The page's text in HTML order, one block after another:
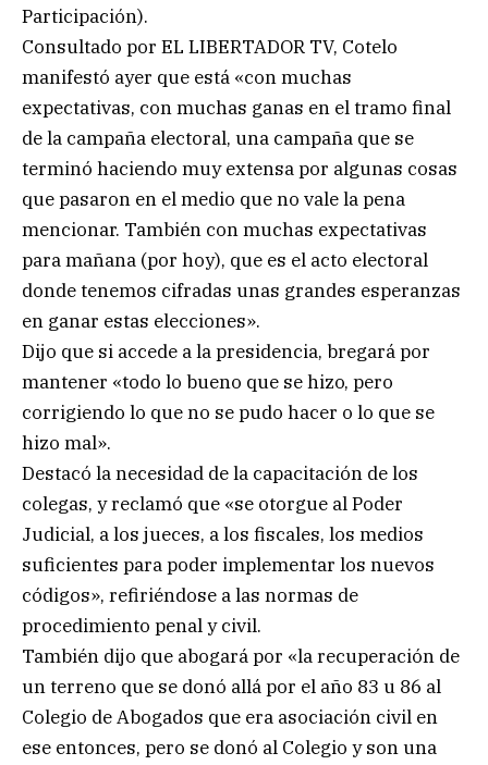
Participación).
Consultado por EL LIBERTADOR TV, Cotelo
manifestó ayer que está «con muchas
expectativas, con muchas ganas en el tramo final
de la campaña electoral, una campaña que se
terminó haciendo muy extensa por algunas cosas
que pasaron en el medio que no vale la pena
mencionar. También con muchas expectativas
para mañana (por hoy), que es el acto electoral
donde tenemos cifradas unas grandes esperanzas
en ganar estas elecciones».
Dijo que si accede a la presidencia, bregará por
mantener «todo lo bueno que se hizo, pero
corrigiendo lo que no se pudo hacer o lo que se
hizo mal».
Destacó la necesidad de la capacitación de los
colegas, y reclamó que «se otorgue al Poder
Judicial, a los jueces, a los fiscales, los medios
suficientes para poder implementar los nuevos
códigos», refiriéndose a las normas de
procedimiento penal y civil.
También dijo que abogará por «la recuperación de
un terreno que se donó allá por el año 83 u 86 al
Colegio de Abogados que era asociación civil en
ese entonces, pero se donó al Colegio y son una